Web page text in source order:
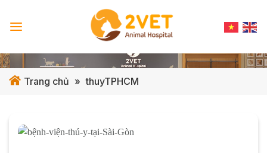
Trang chủ » thuyTPHCM